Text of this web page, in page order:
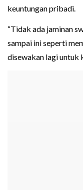
keuntungan pribadi.
“Tidak ada jaminan
sampai ini seperti
disewakan lagi untuk